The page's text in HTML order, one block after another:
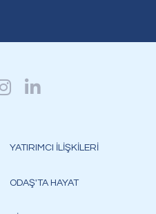
YATIRIMCI İLİŞKİLERİ
ODAŞ'TA HAYAT